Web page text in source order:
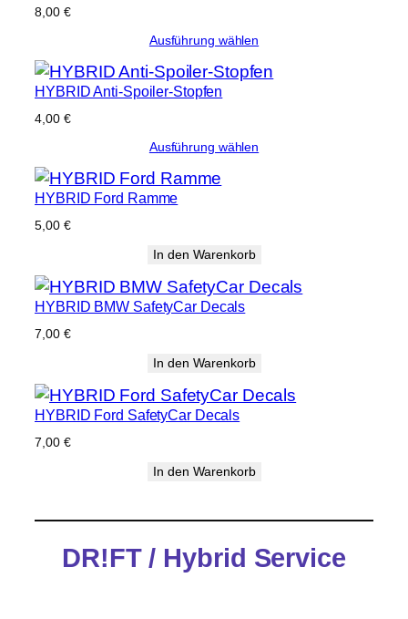
8,00 €
Ausführung wählen
HYBRID Anti-Spoiler-Stopfen
4,00 €
Ausführung wählen
HYBRID Ford Ramme
5,00 €
In den Warenkorb
HYBRID BMW SafetyCar Decals
7,00 €
In den Warenkorb
HYBRID Ford SafetyCar Decals
7,00 €
In den Warenkorb
DR!FT / Hybrid Service